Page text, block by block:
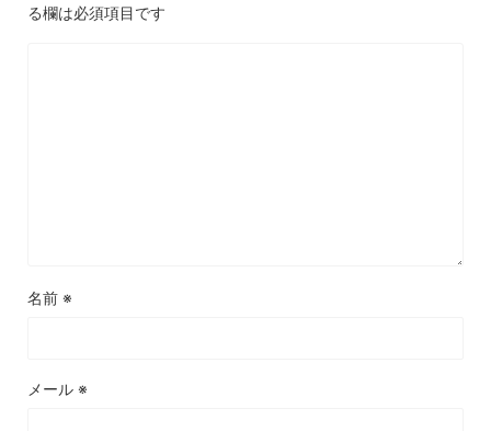
る欄は必須項目です
名前 ※
メール ※